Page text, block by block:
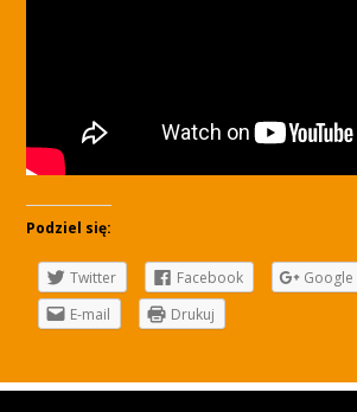
Podziel się:
Twitter Facebook Google
E-mail
Drukuj